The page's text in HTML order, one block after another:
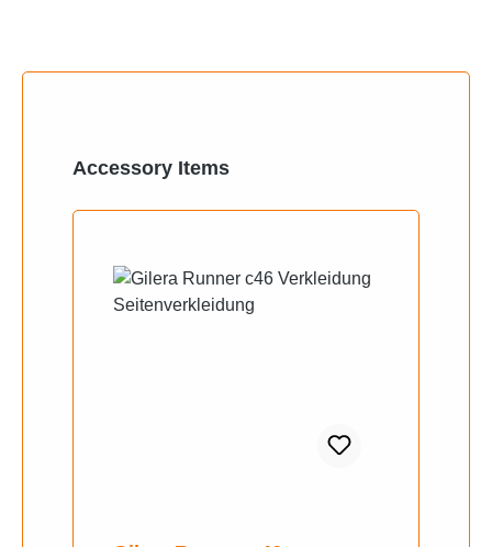
Produktgalerie überspringen
Accessory Items